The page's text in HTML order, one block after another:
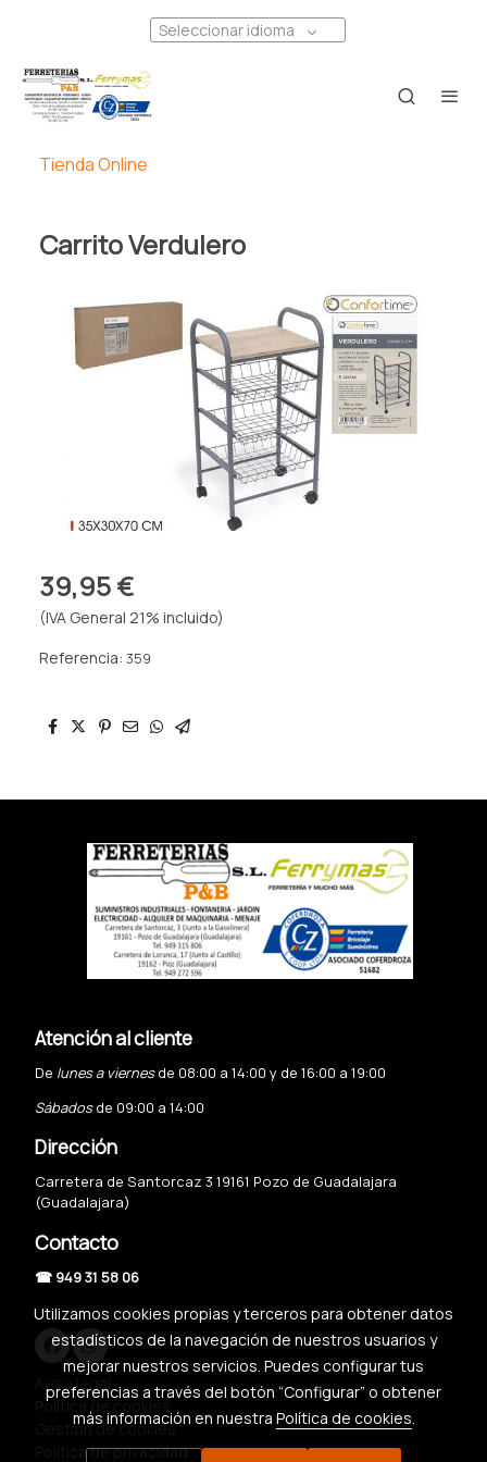
Seleccionar idioma
Tienda Online
Carrito Verdulero
39,95 €
(IVA General 21% incluido)
Referencia: 359
Atención al cliente
De lunes a viernesde 08:00 a 14:00 y de 16:00 a 19:00
Sábadosde 09:00 a 14:00
Dirección
Carretera de Santorcaz 3 19161 Pozo de Guadalajara
(Guadalajara)
Contacto
☎ 949 31 58 06
Aviso legal
Política de cookies
Gestión de cookies
Política de privacidad
Utilizamos cookies propias y terceros para obtener datos
estadísticos de la navegación de nuestros usuarios y
mejorar nuestros servicios. Puedes configurar tus
preferencias a través del botón “Configurar” o obtener
más información en nuestra Política de cookies.